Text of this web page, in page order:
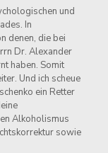
ein Retter
Alkoholismus
sowie
und
In
denen, die bei
Dr. Alexander
haben. Somit
Und ich scheue
ein Retter
Alkoholismus
sowie